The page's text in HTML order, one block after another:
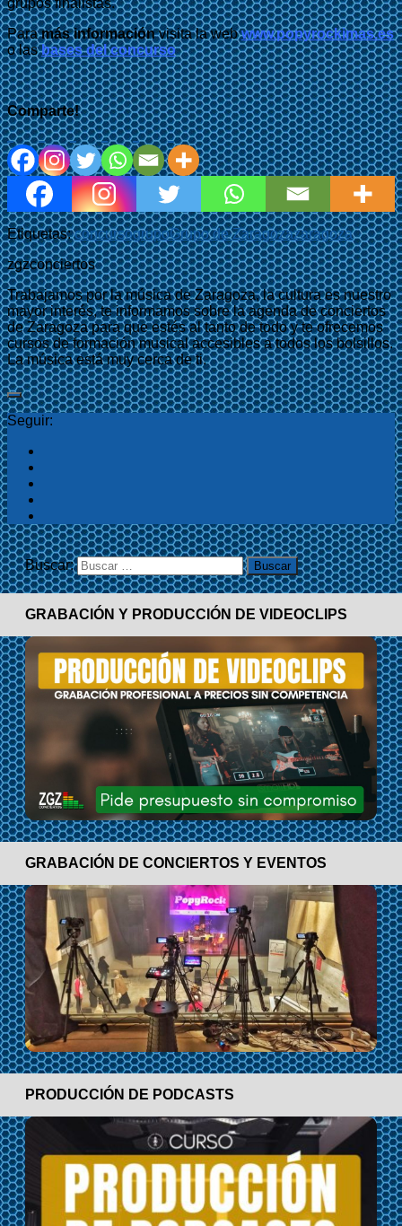
grupos finalistas.
Paramás informaciónvisita la webwww.popyrockimas.es
o lasbases del concurso
Comparte!
Etiquetas:concursogrupoGrupo de Zaragozazaragoza
zgzconciertos
Trabajamos por la música de Zaragoza, la cultura es nuestro
mayor interés, te informamos sobre la agenda de conciertos
de Zaragoza para que estés al tanto de todo y te ofrecemos
cursos de formación musical accesibles a todos los bolsillos.
La música está muy cerca de ti.
Seguir:
Buscar:
GRABACIÓN Y PRODUCCIÓN DE VIDEOCLIPS
GRABACIÓN DE CONCIERTOS Y EVENTOS
PRODUCCIÓN DE PODCASTS